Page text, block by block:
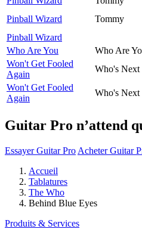
Pinball Wizard
Tommy
Pinball Wizard
Who Are You
Who Are
Won't Get Fooled
Again
Who's Next
Won't Get Fooled
Again
Who's Next
Guitar Pro n’attend
Essayer Guitar Pro Acheter Guitar
Accueil
Tablatures
The Who
Behind Blue Eyes
Produits & Services